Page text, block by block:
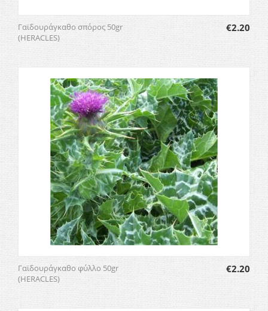
Γαϊδουράγκαθο σπόρος 50gr
(HERACLES)
€2.20
Γαϊδουράγκαθο φύλλο 50gr
(HERACLES)
€2.20